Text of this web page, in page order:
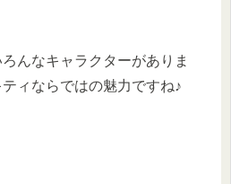
んなキャラクターがありま
ィならではの魅力ですね♪